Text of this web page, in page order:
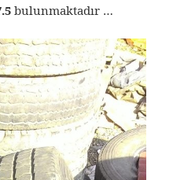
bulunmaktadır …